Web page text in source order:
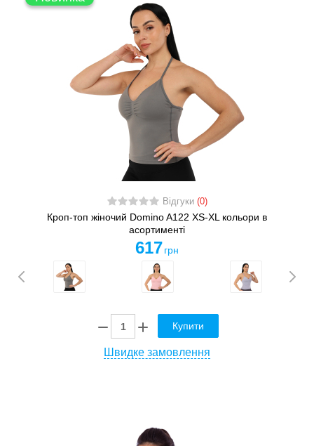
Відгуки (0)
Кроп-топ жіночий Domino A122 XS-XL кольори в
асортименті
617 грн
Купити
Швидке замовлення